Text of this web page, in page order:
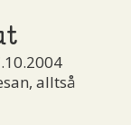
alltså